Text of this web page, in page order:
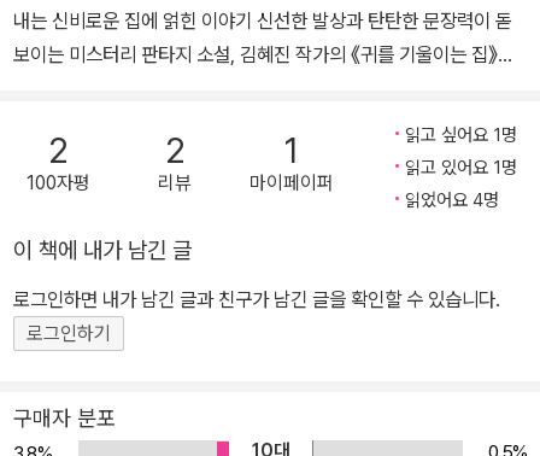
내는 신비로운 집에 얽힌 이야기 신선한 발상과 탄탄한 문장력이 돋
보이는 미스터리 판타지 소설, 김혜진 작가의 《귀를 기울이는 집》이
에 간 결과 ‘선택적 함구증’ 진단을 받는다. 그 후로 엄마 손에 붙들려
서 상담과 치료를 받으며 나아졌다. 그런데 중학생이 되고 나서 담이
는 어떤 사건을 겪은 뒤 다시 말이 잘 나오지 않아 엄마에게 그 사실을
의 자택 기념관에 견학을 간 담이는 신비로운 그 집의 매력에 빠져든
다. 그곳에서 담이는 우연히 정인후 교수를 만나게 된다. 그뿐 아니라
정 교수의 실력이 아직 녹슬지 않았음을 보여 주기 위해 특별히 선택
된 최연소 비서가 된다. 정 교수의 말을 받아 적으며 마지막 이야기를
쓰고 있는 유쾌한 해나래와 어딘가 어두운 구석이 있지만 순수한 제
2
100자평
2
리뷰
1
마이페이퍼
읽고 싶어요 1명
읽고 있어요 1명
읽었어요 4명
이 책에 내가 남긴 글
로그인하면 내가 남긴 글과 친구가 남긴 글을 확인할 수 있습니다.
로그인하기
구매자 분포
10대